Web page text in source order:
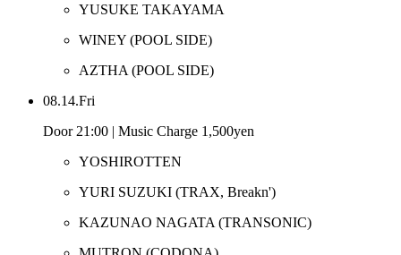
YUSUKE TAKAYAMA
WINEY (POOL SIDE)
AZTHA (POOL SIDE)
08.14.Fri
Door 21:00 | Music Charge 1,500yen
YOSHIROTTEN
YURI SUZUKI (TRAX, Breakn')
KAZUNAO NAGATA (TRANSONIC)